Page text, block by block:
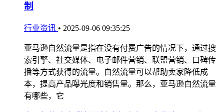
制
行业资讯 • 2025-09-06 09:35:25
亚马逊自然流量是指在没有付费广告的情况下，通过搜
索引擎、社交媒体、电子邮件营销、联盟营销、口碑传
播等方式获得的流量。自然流量可以帮助卖家降低成
本，提高产品曝光度和销售量。那么，亚马逊自然流量
有哪些，它